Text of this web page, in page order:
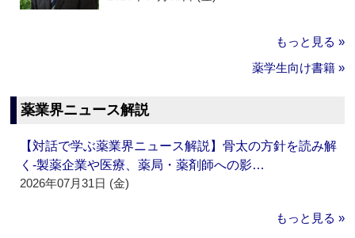
もっと見る »
薬学生向け書籍 »
薬業界ニュース解説
【対話で学ぶ薬業界ニュース解説】骨太の方針を読み解
く‐製薬企業や医療、薬局・薬剤師への影…
2026年07月31日 (金)
もっと見る »